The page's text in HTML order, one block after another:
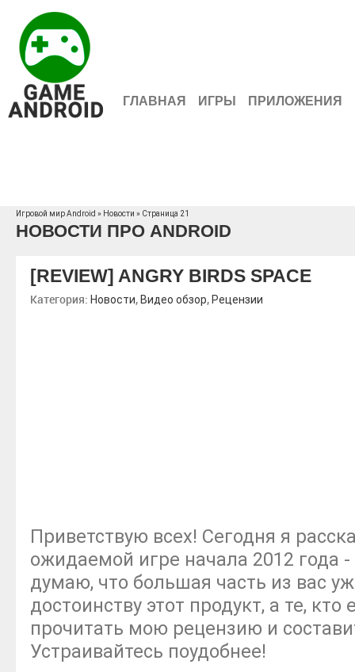
ГЛАВНАЯ ИГРЫ ПРИЛОЖЕНИЯ
Игровой мир Android » Новости » Страница 21
НОВОСТИ ПРО ANDROID
[REVIEW] ANGRY BIRDS SPACE
Категория: Новости, Видео обзор, Рецензии
Приветствую всех! Сегодня я
ожидаемой игре начала 2012 года
думаю, что большая часть из вас
достоинству этот продукт, а те,
прочитать мою рецензию и
Устраивайтесь поудобнее!